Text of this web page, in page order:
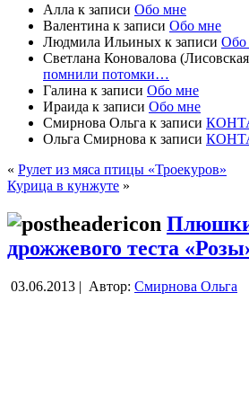
Алла к записи Обо мне
Валентина к записи Обо мне
Людмила Ильиных к записи Обо
Светлана Коновалова
помнили потомки…
Галина к записи Обо мне
Ираида к записи Обо мне
Смирнова Ольга к записи
Ольга Смирнова к записи
« Рулет из мяса птицы «Троекуров»
Курица в кунжуте »
дрожжевого теста
03.06.2013 | Автор: Смирнова Ольга